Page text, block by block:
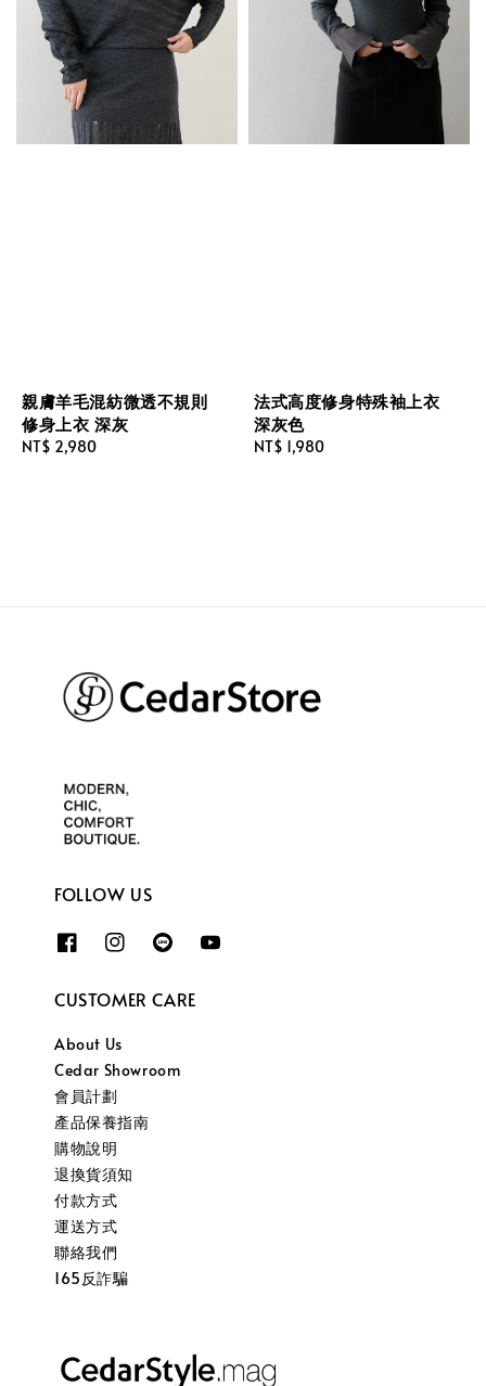
親膚羊毛混紡微透不規則
修身上衣 深灰
Regular
NT$ 2,980
法式高度修身特殊袖上衣
深灰色
Regular
NT$ 1,980
FOLLOW US
CUSTOMER CARE
About Us
Cedar Showroom
會員計劃
產品保養指南
購物說明
退換貨須知
付款方式
運送方式
聯絡我們
165反詐騙